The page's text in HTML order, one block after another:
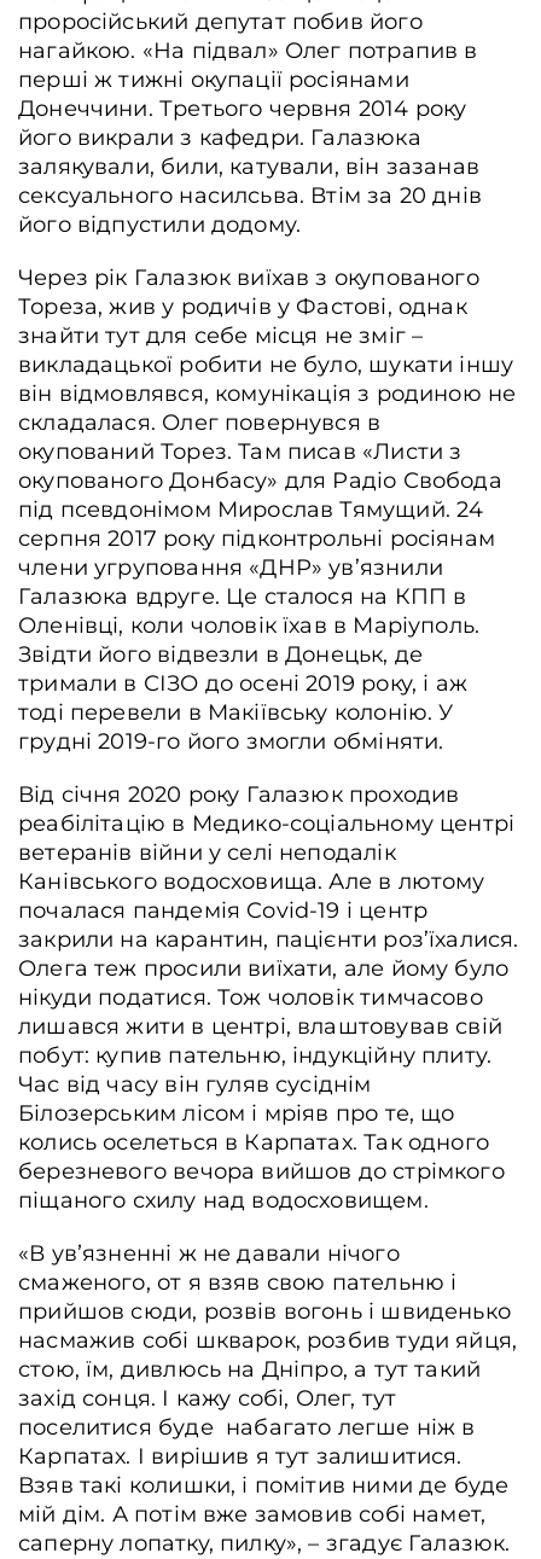
проросійський депутат побив його
нагайкою. «На підвал» Олег потрапив в
перші ж тижні окупації росіянами
Донеччини. Третього червня 2014 року
його викрали з кафедри. Галазюка
залякували, били, катували, він зазанав
сексуального насилсьва. Втім за 20 днів
його відпустили додому.
Через рік Галазюк виїхав з окупованого
Тореза, жив у родичів у Фастові, однак
знайти тут для себе місця не зміг –
викладацької робити не було, шукати іншу
він відмовлявся, комунікація з родиною не
складалася. Олег повернувся в
окупований Торез. Там писав «Листи з
окупованого Донбасу» для Радіо Свобода
під псевдонімом Мирослав Тямущий. 24
серпня 2017 року підконтрольні росіянам
члени угруповання «ДНР» ув’язнили
Галазюка вдруге. Це сталося на КПП в
Оленівці, коли чоловік їхав в Маріуполь.
Звідти його відвезли в Донецьк, де
тримали в СІЗО до осені 2019 року, і аж
тоді перевели в Макіївську колонію. У
грудні 2019-го його змогли обміняти.
Від січня 2020 року Галазюк проходив
реабілітацію в Медико-соціальному центрі
ветеранів війни у селі неподалік
Канівського водосховища. Але в лютому
почалася пандемія Covid-19 і центр
закрили на карантин, пацієнти роз’їхалися.
Олега теж просили виїхати, але йому було
нікуди податися. Тож чоловік тимчасово
лишався жити в центрі, влаштовував свій
побут: купив пательню, індукційну плиту.
Час від часу він гуляв сусіднім
Білозерським лісом і мріяв про те, що
колись оселеться в Карпатах. Так одного
березневого вечора вийшов до стрімкого
піщаного схилу над водосховищем.
«В увʼязненні ж не давали нічого
смаженого, от я взяв свою пательню і
прийшов сюди, розвів вогонь і швиденько
насмажив собі шкварок, розбив туди яйця,
стою, їм, дивлюсь на Дніпро, а тут такий
захід сонця. І кажу собі, Олег, тут
поселитися буде набагато легше ніж в
Карпатах. І вирішив я тут залишитися.
Взяв такі колишки, і помітив ними де буде
мій дім. А потім вже замовив собі намет,
саперну лопатку, пилку», – згадує Галазюк.